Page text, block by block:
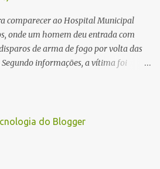
comparecer ao Hospital Municipal
onde um homem deu entrada com
de arma de fogo por volta das
Segundo informações, a vítima foi
o local . O homem foi atingido no
do Blogger